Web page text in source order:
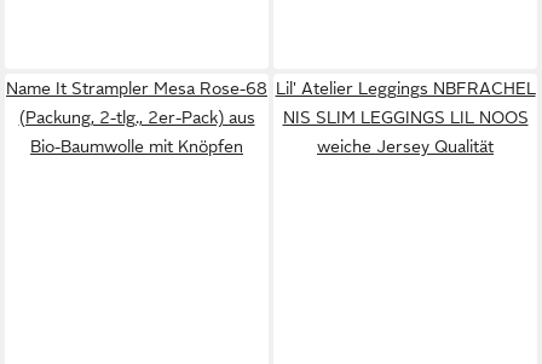
Name It Strampler Mesa Rose-68
(Packung, 2-tlg., 2er-Pack) aus
Bio-Baumwolle mit Knöpfen
Lil' Atelier Leggings NBFRACHEL
NIS SLIM LEGGINGS LIL NOOS
weiche Jersey Qualität